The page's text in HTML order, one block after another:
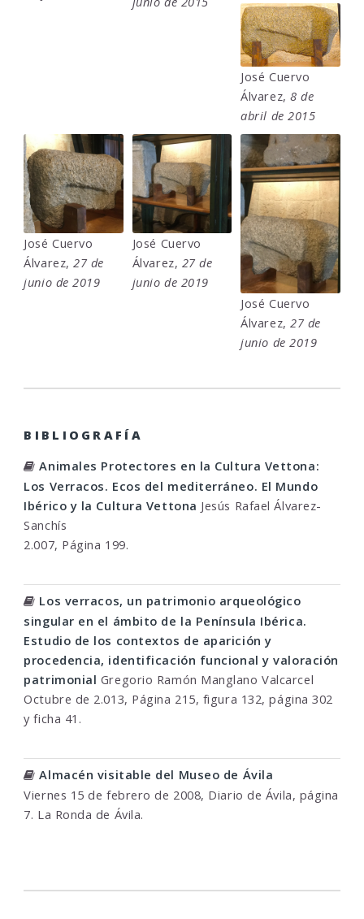
José Cuervo
Álvarez,8 de
abril de 2015
José Cuervo
Álvarez,27 de
junio de 2019
José Cuervo
Álvarez, 27 de
junio de 2019
José Cuervo
Álvarez,27 de
junio de 2019
BIBLIOGRAFÍA
Animales Protectores en la Cultura Vettona:
Los Verracos. Ecos del mediterráneo. El Mundo
Ibérico y la Cultura Vettona Jesús Rafael Álvarez-
Sanchís
2.007, Página 199.
Los verracos, un patrimonio arqueológico
singular en el ámbito de la Península Ibérica.
Estudio de los contextos de aparición y
procedencia, identificación funcional y valoración
patrimonial Gregorio Ramón Manglano Valcarcel
Octubre de 2.013, Página 215, figura 132, página 302
y ficha 41.
Almacén visitable del Museo de Ávila
Viernes 15 de febrero de 2008, Diario de Ávila, página
7. La Ronda de Ávila.